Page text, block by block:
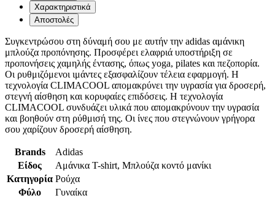
Χαρακτηριστικά
Αποστολές
Συγκεντρώσου στη δύναμή σου με αυτήν την adidas αμάνικη
μπλούζα προπόνησης. Προσφέρει ελαφριά υποστήριξη σε
προπονήσεις χαμηλής έντασης, όπως yoga, pilates και πεζοπορία.
Οι ρυθμιζόμενοι ιμάντες εξασφαλίζουν τέλεια εφαρμογή. Η
τεχνολογία CLIMACOOL απομακρύνει την υγρασία για δροσερή,
στεγνή αίσθηση και κορυφαίες επιδόσεις. Η τεχνολογία
CLIMACOOL συνδυάζει υλικά που απομακρύνουν την υγρασία
και βοηθούν στη ρύθμισή της. Οι ίνες που στεγνώνουν γρήγορα
σου χαρίζουν δροσερή αίσθηση.
Brands
Adidas
Είδος
Αμάνικα T-shirt, Μπλούζα κοντό μανίκι
Κατηγορία Ρούχα
Φύλο
Γυναίκα